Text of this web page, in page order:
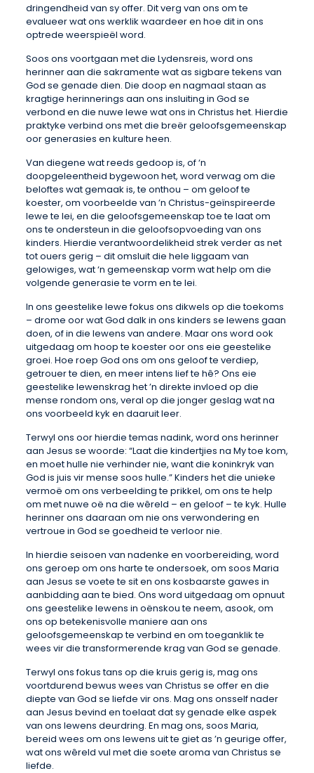
dringendheid van sy offer. Dit verg van ons om te
evalueer wat ons werklik waardeer en hoe dit in ons
optrede weerspieël word.
Soos ons voortgaan met die Lydensreis, word ons
herinner aan die sakramente wat as sigbare tekens van
God se genade dien. Die doop en nagmaal staan as
kragtige herinnerings aan ons insluiting in God se
verbond en die nuwe lewe wat ons in Christus het. Hierdie
praktyke verbind ons met die breër geloofsgemeenskap
oor generasies en kulture heen.
Van diegene wat reeds gedoop is, of ‘n
doopgeleentheid bygewoon het, word verwag om die
beloftes wat gemaak is, te onthou – om geloof te
koester, om voorbeelde van ’n Christus-geïnspireerde
lewe te lei, en die geloofsgemeenskap toe te laat om
ons te ondersteun in die geloofsopvoeding van ons
kinders. Hierdie verantwoordelikheid strek verder as net
tot ouers gerig – dit omsluit die hele liggaam van
gelowiges, wat ‘n gemeenskap vorm wat help om die
volgende generasie te vorm en te lei.
In ons geestelike lewe fokus ons dikwels op die toekoms
– drome oor wat God dalk in ons kinders se lewens gaan
doen, of in die lewens van andere. Maar ons word ook
uitgedaag om hoop te koester oor ons eie geestelike
groei. Hoe roep God ons om ons geloof te verdiep,
getrouer te dien, en meer intens lief te hê? Ons eie
geestelike lewenskrag het ’n direkte invloed op die
mense rondom ons, veral op die jonger geslag wat na
ons voorbeeld kyk en daaruit leer.
Terwyl ons oor hierdie temas nadink, word ons herinner
aan Jesus se woorde: “Laat die kindertjies na My toe kom,
en moet hulle nie verhinder nie, want die koninkryk van
God is juis vir mense soos hulle.” Kinders het die unieke
vermoë om ons verbeelding te prikkel, om ons te help
om met nuwe oë na die wêreld – en geloof – te kyk. Hulle
herinner ons daaraan om nie ons verwondering en
vertroue in God se goedheid te verloor nie.
In hierdie seisoen van nadenke en voorbereiding, word
ons geroep om ons harte te ondersoek, om soos Maria
aan Jesus se voete te sit en ons kosbaarste gawes in
aanbidding aan te bied. Ons word uitgedaag om opnuut
ons geestelike lewens in oënskou te neem, asook, om
ons op betekenisvolle maniere aan ons
geloofsgemeenskap te verbind en om toeganklik te
wees vir die transformerende krag van God se genade.
Terwyl ons fokus tans op die kruis gerig is, mag ons
voortdurend bewus wees van Christus se offer en die
diepte van God se liefde vir ons. Mag ons onsself nader
aan Jesus bevind en toelaat dat sy genade elke aspek
van ons lewens deurdring. En mag ons, soos Maria,
bereid wees om ons lewens uit te giet as ’n geurige offer,
wat ons wêreld vul met die soete aroma van Christus se
liefde.